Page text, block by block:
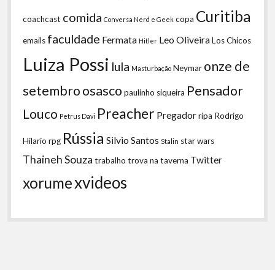
coachcast comida Conversa Nerd e Geek copa Curitiba
emails faculdade Fermata Hitler Leo OliveiraLos Chicos
Luiza Possi lula Masturbação Neymar onze de
setembroosasco paulinho siqueira Pensador
Louco Petrus Davi Preacher Pregadorripa Rodrigo
Hilario rpg Rússia Silvio Santos Stalin star wars
Thaineh Souza trabalho trova na taverna Twitter
xorumexvideos